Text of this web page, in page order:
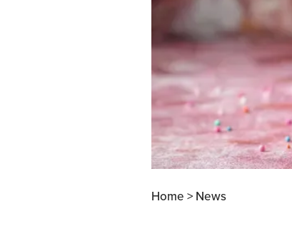
Apertura Ristoranti
negli Stati Uniti
Home > News